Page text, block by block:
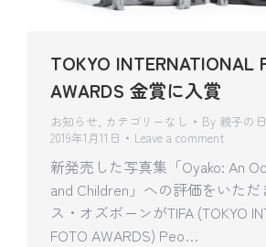
TOKYO INTERNATIONAL
AWARDS 金賞に入賞
お知らせ, カテゴリーなし By 親子の
2019年1月11日
Leave a comment
新発売した写真集「Oyako: An
and Children」への評価をいただ
ス・オズボーンがTIFA (TOKYO
FOTO AWARDS) Peo…